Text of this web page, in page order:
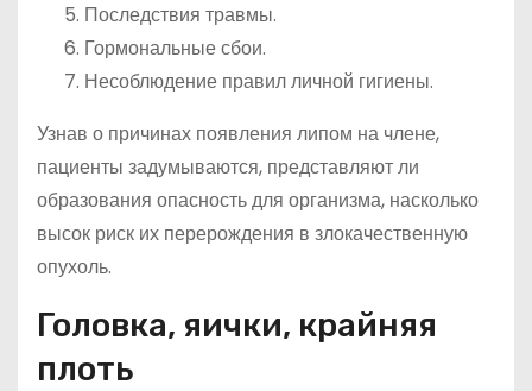
Последствия травмы.
Гормональные сбои.
Несоблюдение правил личной гигиены.
Узнав о причинах появления липом на члене,
пациенты задумываются, представляют ли
образования опасность для организма, насколько
высок риск их перерождения в злокачественную
опухоль.
Головка, яички, крайняя
плоть